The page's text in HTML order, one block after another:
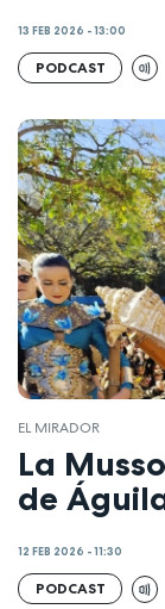
13 FEB 2026 - 13:00
PODCAST
EL MIRADOR
La
de
12 FEB 2026 - 11:30
PODCAST